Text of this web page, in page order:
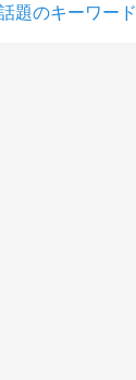
題のキーワード